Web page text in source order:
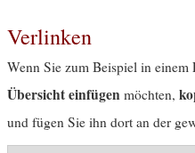
Verlinken
Wenn Sie zum Beispiel in
Übersicht einfügen möchten,
und fügen Sie ihn dort an der